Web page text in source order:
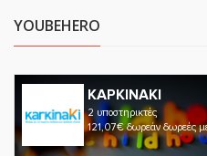
YOUBEHERO